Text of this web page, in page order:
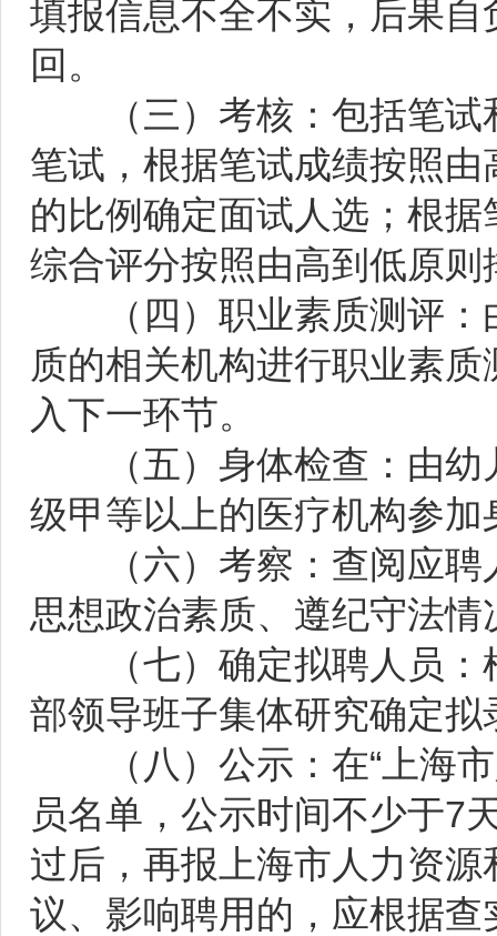
填报信息不全不实，后果
回。
（三）考核：包括笔试
笔试，根据笔试成绩按照
的比例确定面试人选；根
综合评分按照由高到低原
（四）职业素质测评：
质的相关机构进行职业素
入下一环节。
（五）身体检查：由幼
级甲等以上的医疗机构参
（六）考察：查阅应聘
思想政治素质、遵纪守法
（七）确定拟聘人员：
部领导班子集体研究确定拟
（八）公示：在“上海市
员名单，公示时间不少于7
过后，再报上海市人力资
议、影响聘用的，应根据